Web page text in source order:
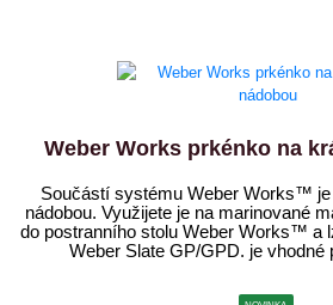
Weber Works prkénko na
Součástí systému Weber Works™
nádobou. Využijete je na marinované
do postranního stolu Weber Works™ a
Weber Slate GP/GPD. je